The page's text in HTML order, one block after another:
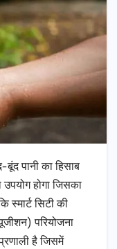
पानी का हिसाब
होगा जिसका
स्मार्ट सिटी की
परियोजना
है जिसमें